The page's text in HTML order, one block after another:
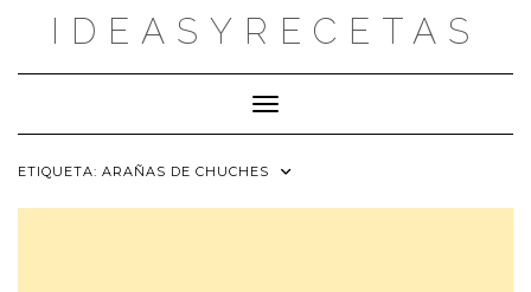
IDEASYRECETAS
Cambiar modo de navegación
ETIQUETA: ARAÑAS DE CHUCHES